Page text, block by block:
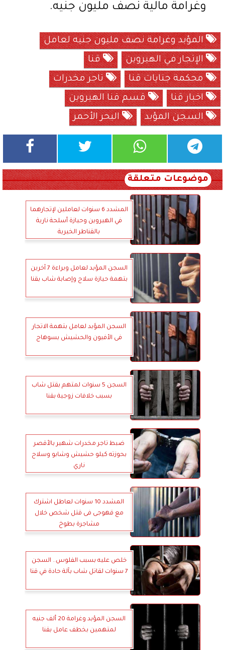
وغرامة مالية نصف مليون جنيه.
المؤبد وغرامة نصف مليون جنيه لعامل
الإتجار في الهيروين
قنا
محكمة جنايات قنا
تاجر مخدرات
اخبار قنا
قسم قنا الهيروين
السجن المؤبد
البحر الأحمر
موضوعات متعلقة
المشدد 6 سنوات لعاملين لإتجارهما
في الهيروين وحيازة أسلحة نارية
بالقناطر الخيرية
السجن المؤبد لعامل وبراءة 7 آخرين
بتهمة حيازة سلاح وإصابة شاب بقنا
السجن المؤبد لعامل بتهمة الاتجار
فى الأفيون والحشيش بسوهاج
السجن 5 سنوات لمتهم بقتل شاب
بسبب خلافات زوجية بقنا
ضبط تاجر مخدرات شهير بالأقصر
بحوزته كيلو حشيش وشابو وسلاح
ناري
المشدد 10 سنوات لعاطل اشترك
مع قهوجى فى قتل شخص خلال
مشاجرة بطوخ
خلص عليه بسبب الفلوس.. السجن
7 سنوات لقاتل شاب بآلة حادة في قنا
السجن المؤبد وغرامة 20 ألف جنيه
لمتهمين بخطف عامل بقنا